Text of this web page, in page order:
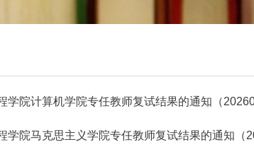
院计算机学院专任教师复试结果的通知（
院马克思主义学院专任教师复试结果的通知（